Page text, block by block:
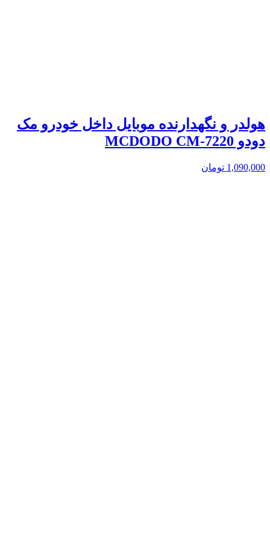
هولدر و نگهدارنده موبایل داخل خودرو مک
دودو MCDODO CM-7220
1,090,000 تومان